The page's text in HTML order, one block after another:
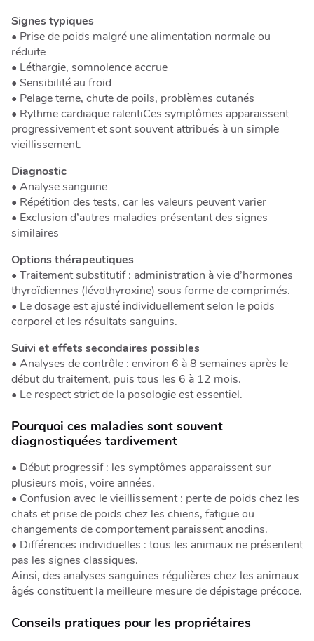
Signes typiques
• Prise de poids malgré une alimentation normale ou
réduite
• Léthargie, somnolence accrue
• Sensibilité au froid
• Pelage terne, chute de poils, problèmes cutanés
• Rythme cardiaque ralentiCes symptômes apparaissent
progressivement et sont souvent attribués à un simple
vieillissement.
Diagnostic
• Analyse sanguine
• Répétition des tests, car les valeurs peuvent varier
• Exclusion d’autres maladies présentant des signes
similaires
Options thérapeutiques
• Traitement substitutif : administration à vie d’hormones
thyroïdiennes (lévothyroxine) sous forme de comprimés.
• Le dosage est ajusté individuellement selon le poids
corporel et les résultats sanguins.
Suivi et effets secondaires possibles
• Analyses de contrôle : environ 6 à 8 semaines après le
début du traitement, puis tous les 6 à 12 mois.
• Le respect strict de la posologie est essentiel.
Pourquoi ces maladies sont souvent
diagnostiquées tardivement
• Début progressif : les symptômes apparaissent sur
plusieurs mois, voire années.
• Confusion avec le vieillissement : perte de poids chez les
chats et prise de poids chez les chiens, fatigue ou
changements de comportement paraissent anodins.
• Différences individuelles : tous les animaux ne présentent
pas les signes classiques.
Ainsi, des analyses sanguines régulières chez les animaux
âgés constituent la meilleure mesure de dépistage précoce.
Conseils pratiques pour les propriétaires